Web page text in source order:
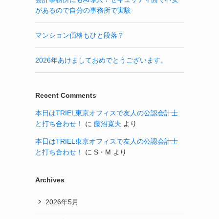
があるので自分の事務所で実験
マンション価格もひと段落？
2026年あけましておめでとうございます。
Recent Comments
本日はTRIEL東京オフィスで友人の公認会計士
と打ち合わせ！
に 藤沼寛夫 より
本日はTRIEL東京オフィスで友人の公認会計士
と打ち合わせ！
に S・M より
Archives
2026年5月